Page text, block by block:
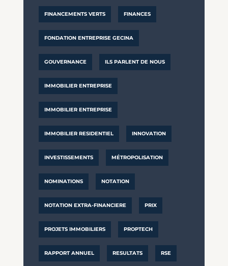
FINANCEMENTS VERTS FINANCES
FONDATION ENTREPRISE GECINA
GOUVERNANCE ILS PARLENT DE NOUS
IMMOBILIER ENTREPRISE
IMMOBILIER ENTREPRISE
IMMOBILIER RESIDENTIEL INNOVATION
INVESTISSEMENTS MÉTROPOLISATION
NOMINATIONS NOTATION
NOTATION EXTRA-FINANCIERE PRIX
PROJETS IMMOBILIERS PROPTECH
RAPPORT ANNUEL RESULTATS RSE